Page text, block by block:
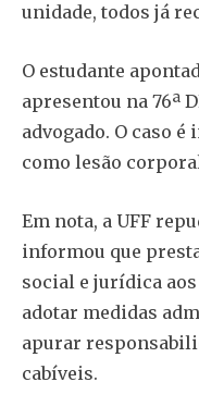
unidade, todos já
O estudante
apresentou na 76ª
advogado. O caso
como lesão
Em nota, a UFF
informou que
social e jurídica
adotar medidas
apurar
cabíveis.